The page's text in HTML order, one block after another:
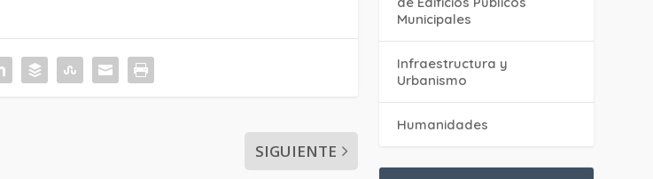
SIGUIENTE
Municipales
Infraestructura y
Urbanismo
Humanidades